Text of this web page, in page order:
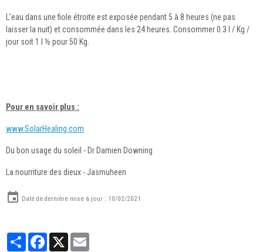
L’eau dans une fiole étroite est exposée pendant 5 à 8 heures (ne pas
laisser la nuit) et consommée dans les 24 heures. Consommer 0.3 l / Kg /
jour soit 1 l ½ pour 50 Kg.
Pour en savoir plus :
www.SolarHealing.com
Du bon usage du soleil - Dr Damien Downing
La nourriture des dieux - Jasmuheen
Date de dernière mise à jour : 10/02/2021
PartagerFacebook
X